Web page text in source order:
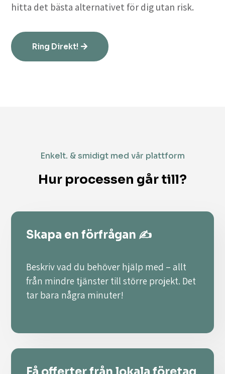
hitta det bästa alternativet för dig utan risk.
Ring Direkt!
Enkelt. & smidigt med vår plattform
Hur processen går till?
Skapa en förfrågan ✍️
Beskriv vad du behöver hjälp med – allt
från mindre tjänster till större projekt. Det
tar bara några minuter!